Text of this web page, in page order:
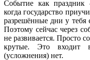
Событие как праздник
когда государство
разрешённые дни у тебя
Поэтому сейчас через
не развивается. Просто
крутые. Это входит
(усложнения) нет.